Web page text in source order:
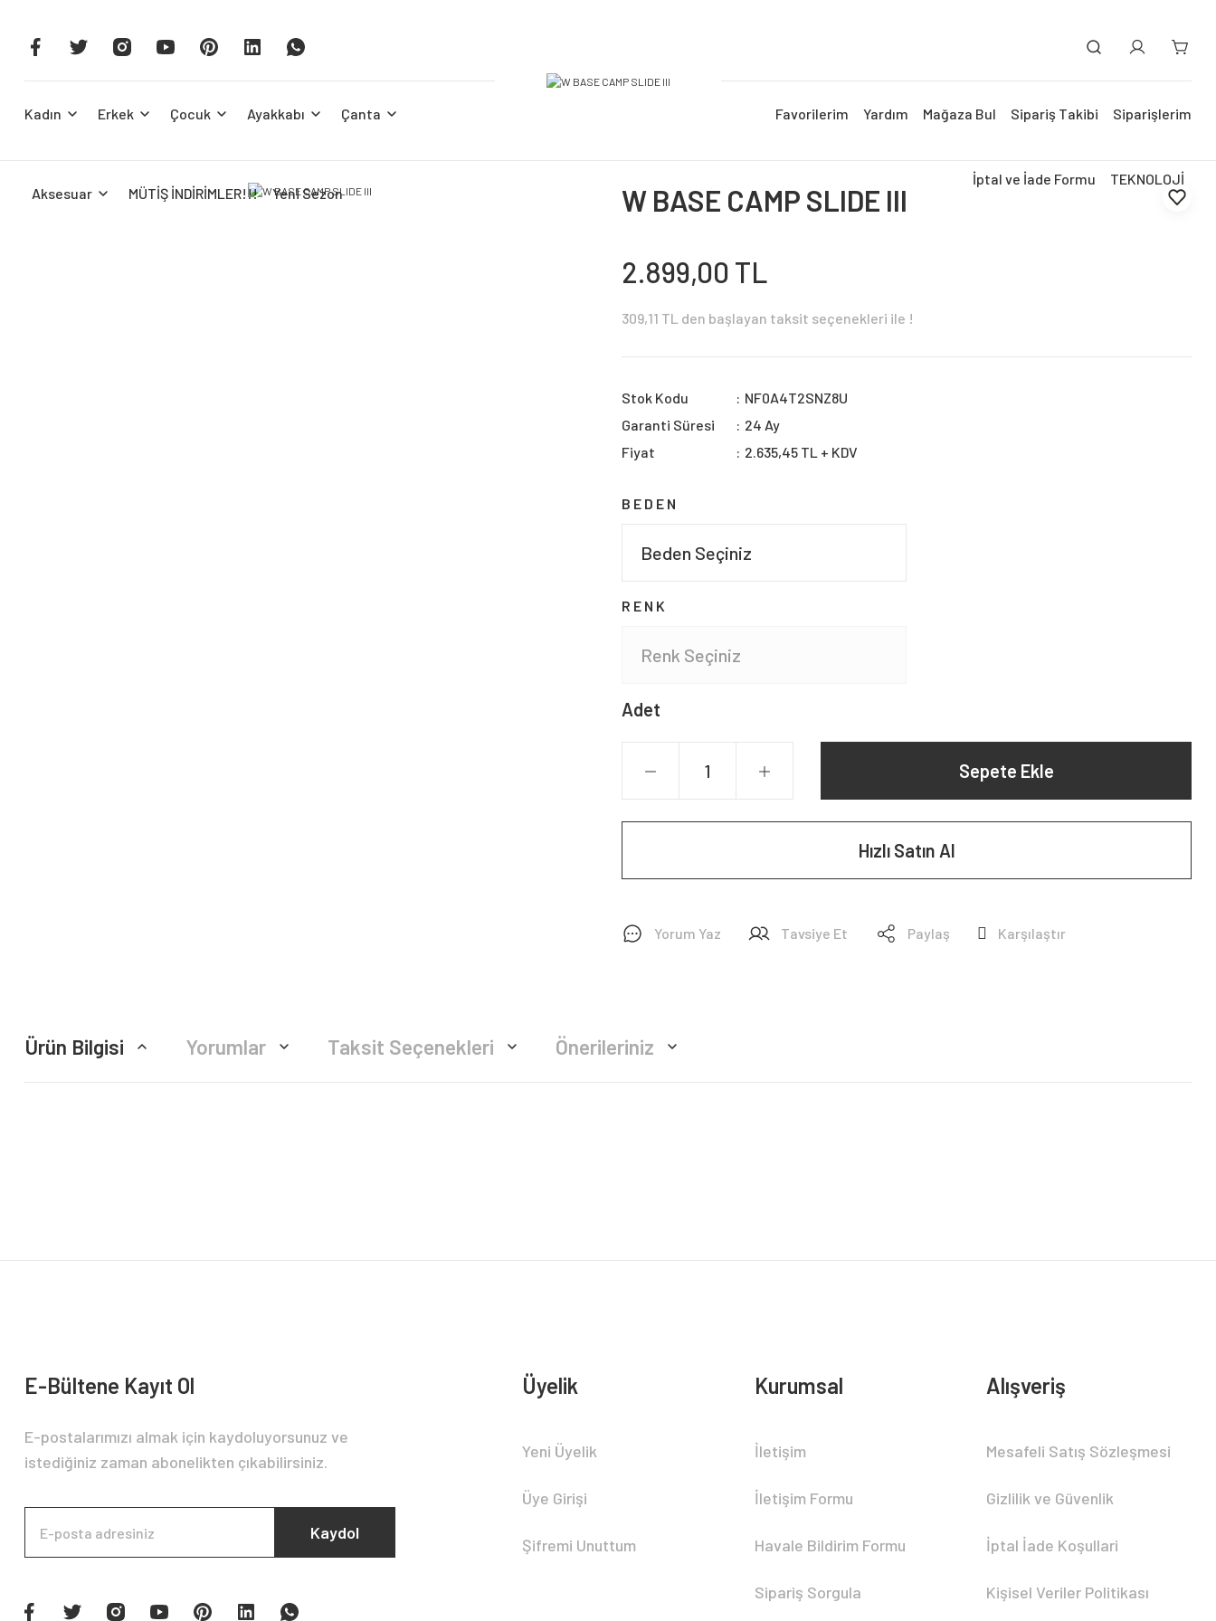
Kadın Erkek Çocuk Ayakkabı Çanta
Aksesuar MÜTİŞ İNDİRİMLER!!! Yeni Sezon
Siparişlerim
Sipariş Takibi
Mağaza Bul
Yardım
Favorilerim
TEKNOLOJİ
İptal ve İade Formu
W BASE CAMP SLIDE III
2.899,00 TL
309,11 TL den başlayan taksit seçenekleri ile !
Stok Kodu
NF0A4T2SNZ8U
Garanti Süresi
24 Ay
Fiyat
2.635,45 TL + KDV
BEDEN
RENK
Adet
Sepete Ekle
Hızlı Satın Al
Yorum Yaz Tavsiye Et Paylaş Karşılaştır
Ürün Bilgisi Yorumlar Taksit Seçenekleri Önerileriniz
E-Bültene Kayıt Ol
E-postalarımızı almak için kaydoluyorsunuz ve
istediğiniz zaman abonelikten çıkabilirsiniz.
Kaydol
Üyelik
Yeni Üyelik
Üye Girişi
Şifremi Unuttum
Kurumsal
İletişim
İletişim Formu
Havale Bildirim Formu
Sipariş Sorgula
Alışveriş
Mesafeli Satış Sözleşmesi
Gizlilik ve Güvenlik
İptal İade Koşullari
Kişisel Veriler Politikası